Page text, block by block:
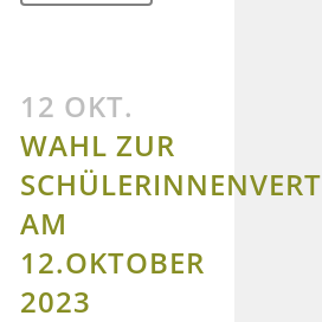
12 OKT.
WAHL ZUR
AM
12.OKTOBER
2023